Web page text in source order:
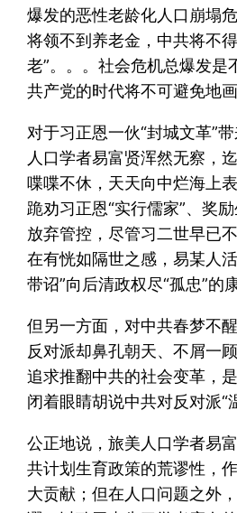
爆发的恶性老龄化人口崩塌
将领不到养老金，中共将不
老”。。。社会危机总爆发是
共产党的时代将不可避免地画
对于习正恩一伙“封城文革”
人口学者易富贤浑然无察，
喋喋不休，天天向中烂海上
跪劝习正恩“实行儒家”、奖
放弃管控，尽管习二世早已
在有恍如隔世之感，易某人
带诏”向后清政权尽“孤忠”的
但另一方面，对中共春梦不
反对派却鼻孔朝天、不屑一
追求推翻中共的社会变革，
闭着眼睛胡说中共对反对派“
公正地说，旅美人口学者易
共计划生育政策的荒谬性，
大贡献；但在人口问题之外